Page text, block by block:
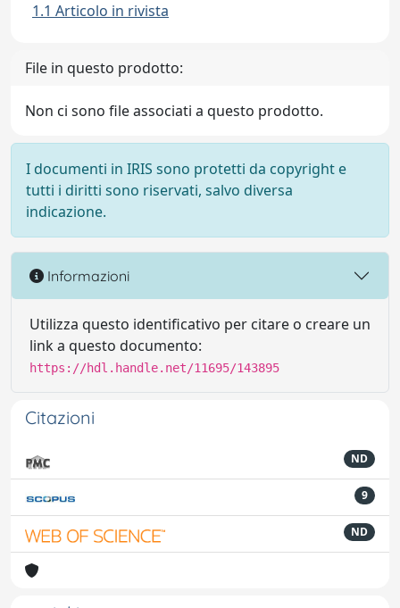
1.1 Articolo in rivista
File in questo prodotto:
Non ci sono file associati a questo prodotto.
I documenti in IRIS sono protetti da copyright e
tutti i diritti sono riservati, salvo diversa
indicazione.
Informazioni
Utilizza questo identificativo per citare o creare un
link a questo documento:
https://hdl.handle.net/11695/143895
Citazioni
ND
9
ND